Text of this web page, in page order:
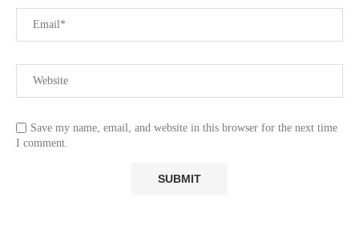
Save my name, email, and website in this browser for the next time
I comment.